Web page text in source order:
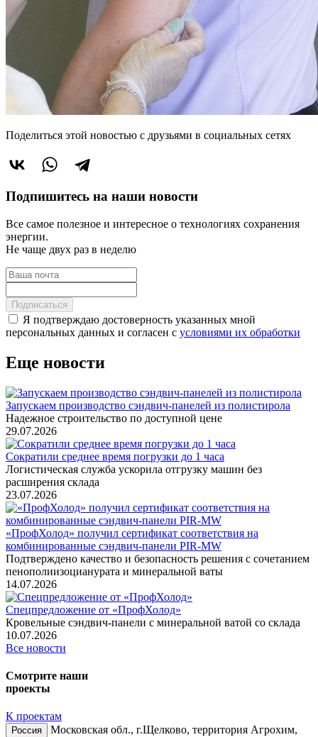
Поделиться этой новостью с друзьями в социальных сетях
Подпишитесь на наши новости
Все самое полезное и интересное о технологиях сохранения
энергии.
Не чаще двух раз в неделю
Подписаться
Я подтверждаю достоверность указанных мной
персональных данных и согласен с условиями их обработки
Еще новости
Запускаем производство сэндвич-панелей из полистирола
Надежное строительство по доступной цене
29.07.2026
Сократили среднее время погрузки до 1 часа
Логистическая служба ускорила отгрузку машин без
расширения склада
23.07.2026
«ПрофХолод» получил сертификат соответствия на
комбинированные сэндвич‑панели PIR‑MW
Подтверждено качество и безопасность решения с сочетанием
пенополиизоцианурата и минеральной ваты
14.07.2026
Спецпредложение от «ПрофХолод»
Кровельные сэндвич-панели с минеральной ватой со склада
10.07.2026
Все новости
Смотрите наши
проекты
К проектам
Россия
Московская обл., г.Щелково, территория Агрохим,